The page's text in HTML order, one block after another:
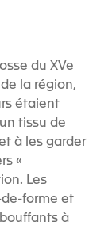
du XVe
la région,
étaient
tissu de
à les garder
«
Les
forme et
à